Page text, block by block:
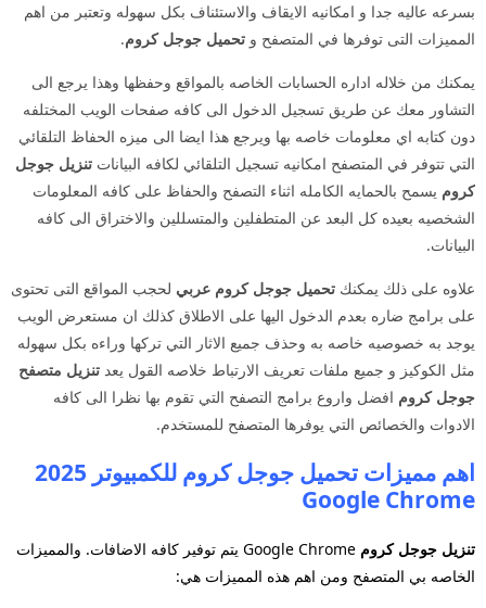
بسرعه عاليه جدا و امكانيه الايقاف والاستئناف بكل سهوله وتعتبر من اهم
المميزات التى توفرها في المتصفح و تحميل جوجل كروم.
يمكنك من خلاله اداره الحسابات الخاصه بالمواقع وحفظها وهذا يرجع الى
التشاور معك عن طريق تسجيل الدخول الى كافه صفحات الويب المختلفه
دون كتابه اي معلومات خاصه بها ويرجع هذا ايضا الى ميزه الحفاظ التلقائي
التي تتوفر في المتصفح امكانيه تسجيل التلقائي لكافه البيانات تنزيل جوجل
كروم يسمح بالحمايه الكامله اثناء التصفح والحفاظ على كافه المعلومات
الشخصيه بعيده كل البعد عن المتطفلين والمتسللين والاختراق الى كافه
البيانات.
علاوه على ذلك يمكنك تحميل جوجل كروم عربي لحجب المواقع التى تحتوى
على برامج ضاره بعدم الدخول اليها على الاطلاق كذلك ان مستعرض الويب
يوجد به خصوصيه خاصه به وحذف جميع الاثار التي تركها وراءه بكل سهوله
مثل الكوكيز و جميع ملفات تعريف الارتباط خلاصه القول يعد تنزيل متصفح
جوجل كروم افضل واروع برامج التصفح التي تقوم بها نظرا الى كافه
الادوات والخصائص التي يوفرها المتصفح للمستخدم.
اهم مميزات تحميل جوجل كروم للكمبيوتر 2025
Google Chrome
تنزيل جوجل كروم
Google Chrome يتم توفير كافه الاضافات. والمميزات
الخاصه بي المتصفح ومن اهم هذه المميزات هي: